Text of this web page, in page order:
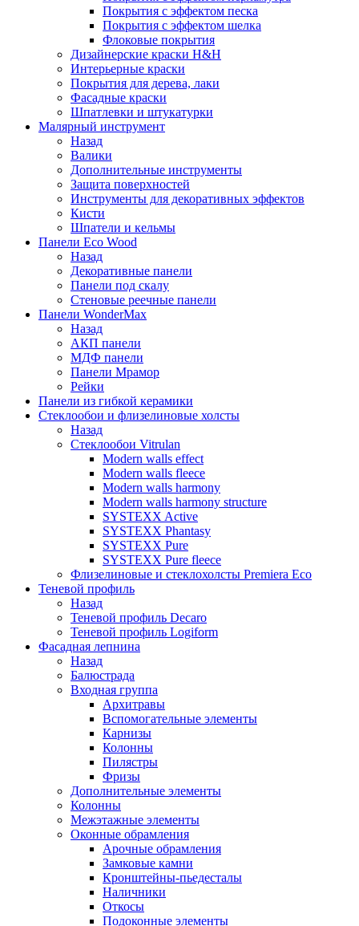
Покрытия с эффектом песка
Покрытия с эффектом шелка
Флоковые покрытия
Дизайнерские краски H&H
Интерьерные краски
Покрытия для дерева, лаки
Фасадные краски
Шпатлевки и штукатурки
Малярный инструмент
Назад
Валики
Дополнительные инструменты
Защита поверхностей
Инструменты для декоративных эффектов
Кисти
Шпатели и кельмы
Панели Eco Wood
Назад
Декоративные панели
Панели под скалу
Стеновые реечные панели
Панели WonderMax
Назад
АКП панели
МДФ панели
Панели Мрамор
Рейки
Панели из гибкой керамики
Стеклообои и флизелиновые холсты
Назад
Стеклообои Vitrulan
Modern walls effect
Modern walls fleece
Modern walls harmony
Modern walls harmony structure
SYSTEXX Active
SYSTEXX Phantasy
SYSTEXX Pure
SYSTEXX Pure fleece
Флизелиновые и стеклохолсты Premiera Eco
Теневой профиль
Назад
Теневой профиль Decaro
Теневой профиль Logiform
Фасадная лепнина
Назад
Балюстрада
Входная группа
Архитравы
Вспомогательные элементы
Карнизы
Колонны
Пилястры
Фризы
Дополнительные элементы
Колонны
Межэтажные элементы
Оконные обрамления
Арочные обрамления
Замковые камни
Кронштейны-пьедесталы
Наличники
Откосы
Подоконные элементы